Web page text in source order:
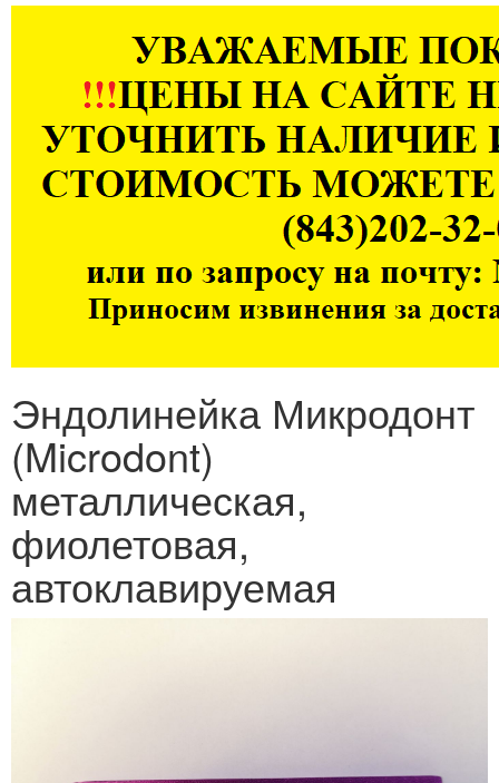
Эндолинейка Микродонт
(Microdont)
металлическая,
фиолетовая,
автоклавируемая